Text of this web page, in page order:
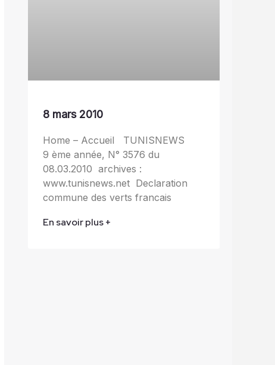
8 mars 2010
Home – Accueil TUNISNEWS
9 ème année, N° 3576 du
08.03.2010 archives :
www.tunisnews.net Declaration
commune des verts francais
En savoir plus +